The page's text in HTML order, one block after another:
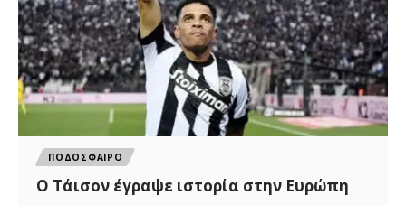
ΠΟΔΟΣΦΑΙΡΟ
Ο Τάισον έγραψε ιστορία στην Ευρώπη